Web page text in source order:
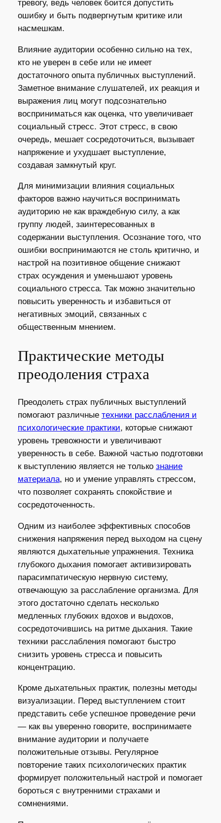
тревогу, ведь человек боится допустить
ошибку и быть подвергнутым критике или
насмешкам.
Влияние аудитории особенно сильно на тех,
кто не уверен в себе или не имеет
достаточного опыта публичных выступлений.
Заметное внимание слушателей, их реакция и
выражения лиц могут подсознательно
восприниматься как оценка, что увеличивает
социальный стресс. Этот стресс, в свою
очередь, мешает сосредоточиться, вызывает
напряжение и ухудшает выступление,
создавая замкнутый круг.
Для минимизации влияния социальных
факторов важно научиться воспринимать
аудиторию не как враждебную силу, а как
группу людей, заинтересованных в
содержании выступления. Осознание того, что
ошибки воспринимаются не столь критично, и
настрой на позитивное общение снижают
страх осуждения и уменьшают уровень
социального стресса. Так можно значительно
повысить уверенность и избавиться от
негативных эмоций, связанных с
общественным мнением.
Практические методы
преодоления страха
Преодолеть страх публичных выступлений
помогают различные техники расслабления и
психологические практики, которые снижают
уровень тревожности и увеличивают
уверенность в себе. Важной частью подготовки
к выступлению является не только знание
материала, но и умение управлять стрессом,
что позволяет сохранять спокойствие и
сосредоточенность.
Одним из наиболее эффективных способов
снижения напряжения перед выходом на сцену
являются дыхательные упражнения. Техника
глубокого дыхания помогает активизировать
парасимпатическую нервную систему,
отвечающую за расслабление организма. Для
этого достаточно сделать несколько
медленных глубоких вдохов и выдохов,
сосредоточившись на ритме дыхания. Такие
техники расслабления помогают быстро
снизить уровень стресса и повысить
концентрацию.
Кроме дыхательных практик, полезны методы
визуализации. Перед выступлением стоит
представить себе успешное проведение речи
— как вы уверенно говорите, воспринимаете
внимание аудитории и получаете
положительные отзывы. Регулярное
повторение таких психологических практик
формирует положительный настрой и помогает
бороться с внутренними страхами и
сомнениями.